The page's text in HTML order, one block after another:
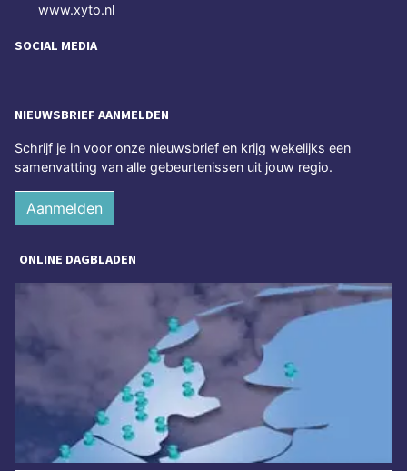
www.xyto.nl
SOCIAL MEDIA
NIEUWSBRIEF AANMELDEN
Schrijf je in voor onze nieuwsbrief en krijg wekelijks een
samenvatting van alle gebeurtenissen uit jouw regio.
Aanmelden
ONLINE DAGBLADEN